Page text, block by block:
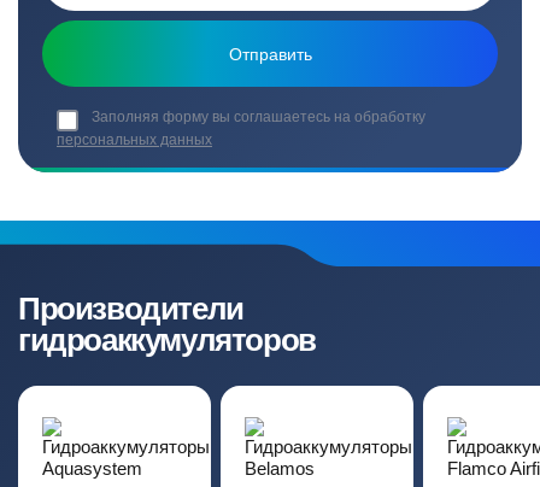
Заполняя форму вы соглашаетесь на обработку
персональных данных
Производители
гидроаккумуляторов